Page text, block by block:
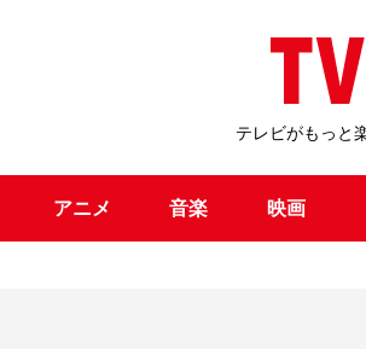
テレビがもっと
アニメ 音楽 映画